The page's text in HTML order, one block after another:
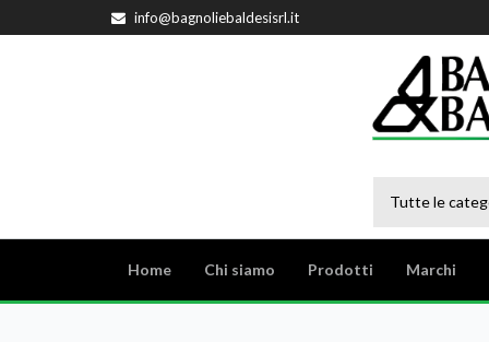
info@bagnoliebaldesisrl.it
Tutte le
Home Chi siamo Prodotti Marchi